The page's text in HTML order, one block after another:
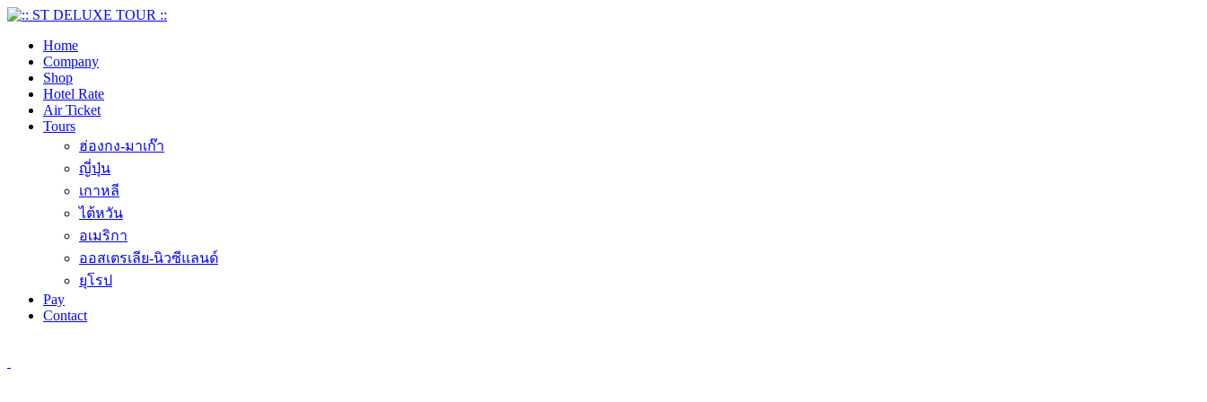
Home
Company
Shop
Hotel Rate
Air Ticket
Tours
ฮ่องกง-มาเก๊า
ญี่ปุ่น
เกาหลี
ไต้หวัน
อเมริกา
ออสเตรเลีย-นิวซีแลนด์
ยุโรป
Pay
Contact